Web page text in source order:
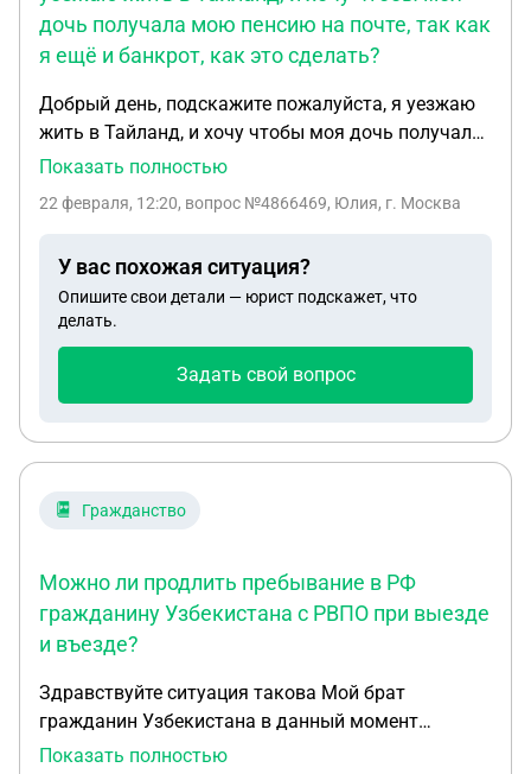
дочь получала мою пенсию на почте, так как
я ещё и банкрот, как это сделать?
Добрый день, подскажите пожалуйста, я уезжаю
жить в Тайланд, и хочу чтобы моя дочь получала
мою пенсию на почте, так как я ещё и банкрот,
Вообще возможно ли это?
Показать полностью
22 февраля, 12:20, вопрос №4866469, Юлия, г. Москва
У вас похожая ситуация?
Опишите свои детали — юрист подскажет, что
делать.
Задать свой вопрос
Гражданство
Можно ли продлить пребывание в РФ
гражданину Узбекистана с РВПО при выезде
и въезде?
Здравствуйте ситуация такова Мой брат
гражданин Узбекистана в данный момент
находится в России на основании РВПО тоесть
Показать полностью